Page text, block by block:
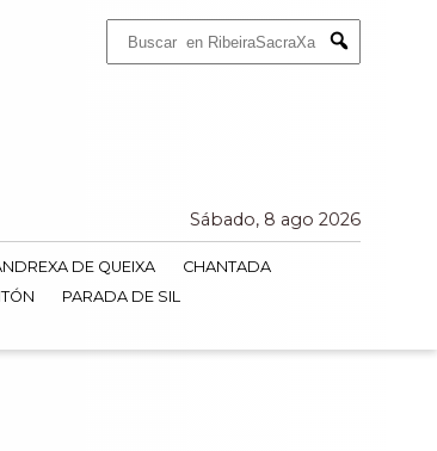
Submit
Sábado, 8 ago 2026
DE QUEIXA
CHANTADA
PARADA DE SIL